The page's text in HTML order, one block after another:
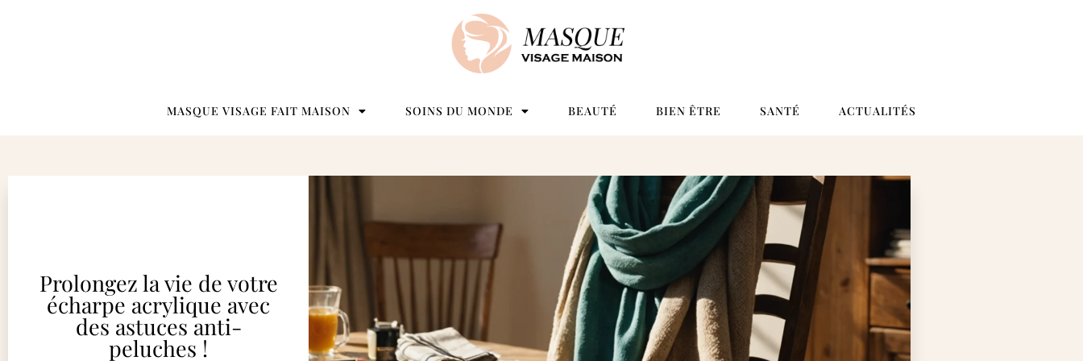
MASQUE VISAGE FAIT MAISON SOINS DU MONDE BEAUTÉ BIEN ÊTRE SANTÉ ACTUALITÉS
Prolongez la vie de votre
écharpe acrylique avec
des astuces anti-
peluches !